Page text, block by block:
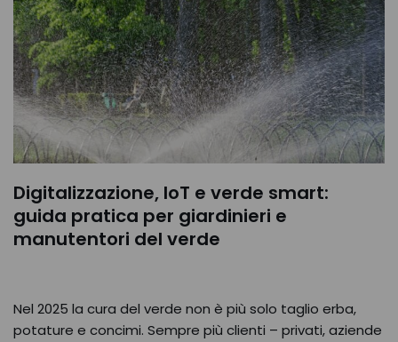
Digitalizzazione, IoT e verde smart:
guida pratica per giardinieri e
manutentori del verde
Nel 2025 la cura del verde non è più solo taglio erba,
potature e concimi. Sempre più clienti – privati, aziende